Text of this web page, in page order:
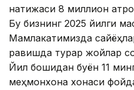
натижаси 8 миллион
Бу бизнинг 2025 йилги
Мамлакатимизда
равишда турар жойлар
Йил бошидан буён 11
меҳмонхона хонаси